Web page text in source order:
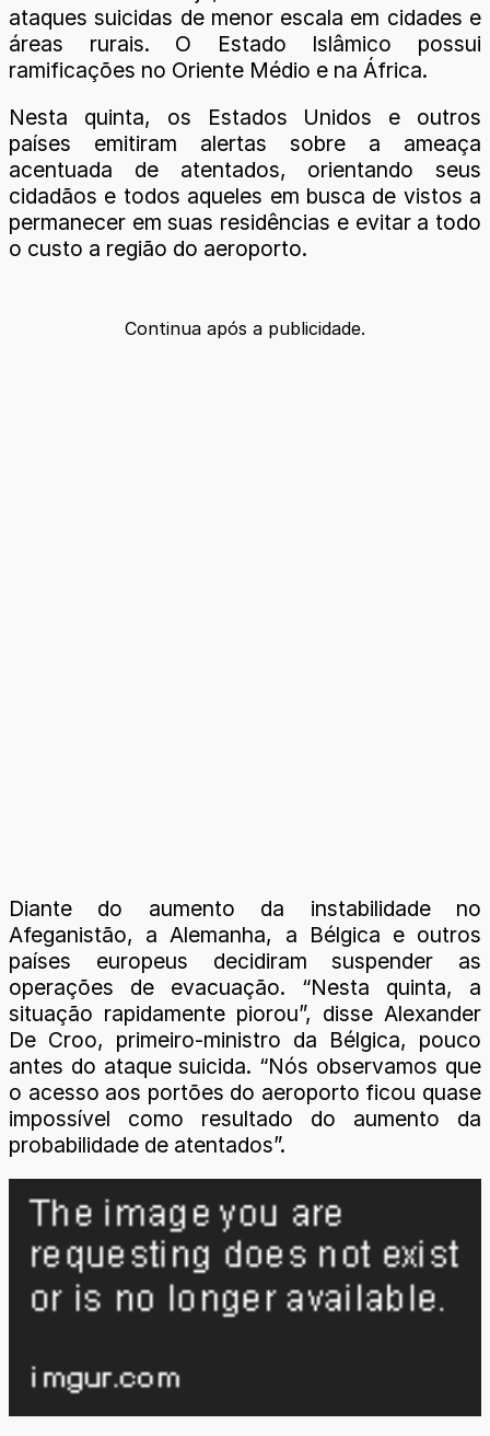
ataques suicidas de menor escala em cidades e
áreas rurais. O Estado Islâmico possui
ramificações no Oriente Médio e na África.
Nesta quinta, os Estados Unidos e outros
países emitiram alertas sobre a ameaça
acentuada de atentados, orientando seus
cidadãos e todos aqueles em busca de vistos a
permanecer em suas residências e evitar a todo
o custo a região do aeroporto.
Continua após a publicidade.
Diante do aumento da instabilidade no
Afeganistão, a Alemanha, a Bélgica e outros
países europeus decidiram suspender as
operações de evacuação. “Nesta quinta, a
situação rapidamente piorou”, disse Alexander
De Croo, primeiro-ministro da Bélgica, pouco
antes do ataque suicida. “Nós observamos que
o acesso aos portões do aeroporto ficou quase
impossível como resultado do aumento da
probabilidade de atentados”.